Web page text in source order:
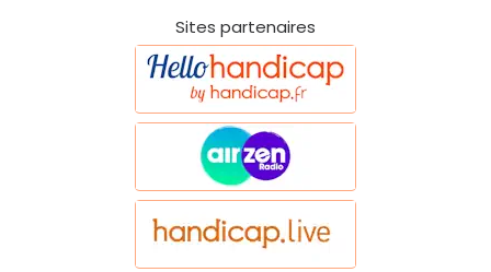
Sites partenaires